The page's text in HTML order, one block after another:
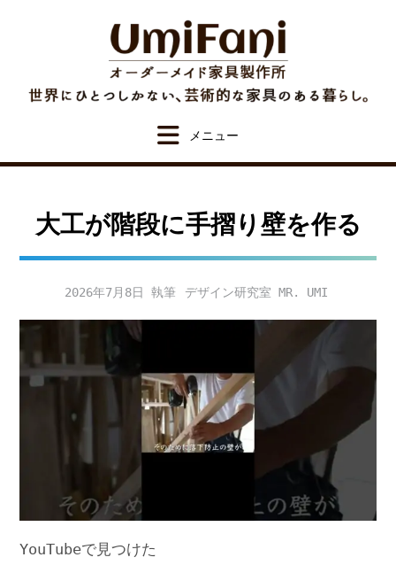
大工が階段に手摺り壁を作る
2026年7月8日 デザイン研究室 MR. UMI
YouTubeで見つけた